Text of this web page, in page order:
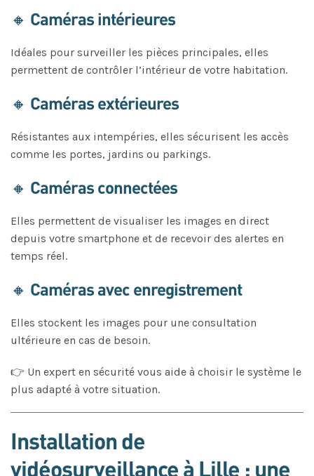
🔸 Caméras intérieures
Idéales pour surveiller les pièces principales, elles
permettent de contrôler l’intérieur de votre habitation.
🔸 Caméras extérieures
Résistantes aux intempéries, elles sécurisent les accès
comme les portes, jardins ou parkings.
🔸 Caméras connectées
Elles permettent de visualiser les images en direct
depuis votre smartphone et de recevoir des alertes en
temps réel.
🔸 Caméras avec enregistrement
Elles stockent les images pour une consultation
ultérieure en cas de besoin.
👉 Un expert en sécurité vous aide à choisir le système le
plus adapté à votre situation.
Installation de
vidéosurveillance à Lille : une